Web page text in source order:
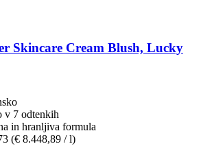
Skincare Cream Blush, Lucky
v 7 odtenkih
in hranljiva formula
(€ 8.448,89 / l)